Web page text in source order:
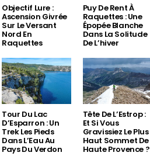
Objectif Lure :
Ascension Givrée
Sur Le Versant
Nord En
Raquettes
Puy De Rent À
Raquettes : Une
Épopée Blanche
Dans La Solitude
De L’hiver
Tour Du Lac
D’Esparron : Un
Trek Les Pieds
Dans L’Eau Au
Pays Du Verdon
Tête De L’Estrop :
Et Si Vous
Gravissiez Le Plus
Haut Sommet De
Haute Provence ?